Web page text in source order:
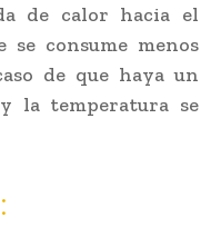
de calor hacia el
consume menos
de que haya un
la temperatura se